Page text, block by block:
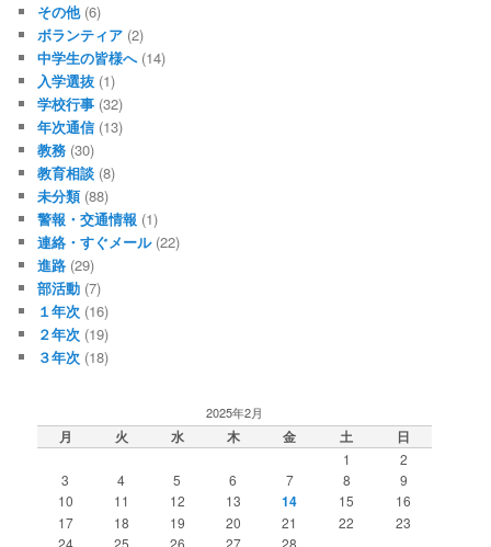
その他(6)
ボランティア (2)
中学生の皆様へ(14)
入学選抜 (1)
学校行事 (32)
年次通信 (13)
教務 (30)
教育相談 (8)
未分類(88)
警報・交通情報 (1)
連絡・すぐメール(22)
進路 (29)
部活動 (7)
１年次 (16)
２年次 (19)
３年次 (18)
2025年2月
月 火 水 木 金 土 日
1
2
3
4 5 6 7 8
9
10
11 12 13 14 15
16
17
18 19 20 21 22
23
24
25 26 27 28